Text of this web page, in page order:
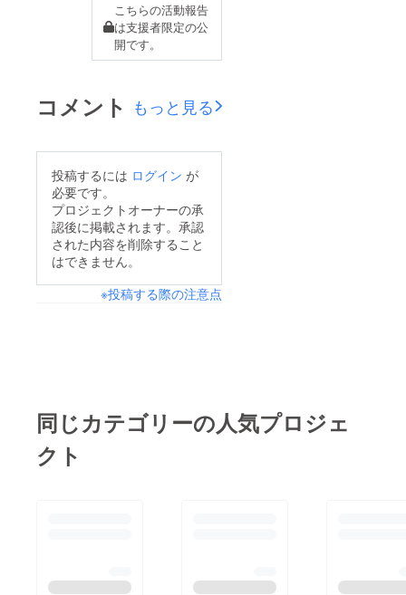
こちらの活動報告
は支援者限定の公
開です。
コメント もっと見る
投稿するには ログイン が
必要です。
プロジェクトオーナーの承
認後に掲載されます。承認
された内容を削除すること
はできません。
※投稿する際の注意点
らオン
ライン
同じカテゴリーの人気プロジェ
クト